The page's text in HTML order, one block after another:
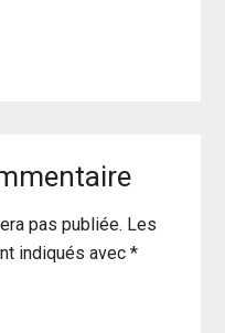
pas publiée. Les
indiqués avec *